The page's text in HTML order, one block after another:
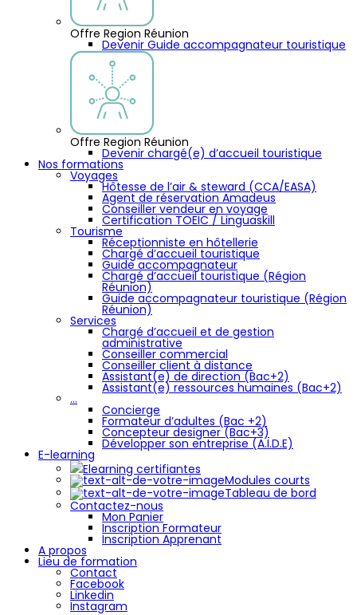
Offre Region Réunion
Devenir Guide accompagnateur touristique
Offre Region Réunion
Devenir chargé(e) d’accueil touristique
Nos formations
Voyages
Hôtesse de l’air & steward (CCA/EASA)
Agent de réservation Amadeus
Conseiller vendeur en voyage
Certification TOEIC / Linguaskill
Tourisme
Réceptionniste en hôtellerie
Chargé d’accueil touristique
Guide accompagnateur
Chargé d’accueil touristique (Région
Réunion)
Guide accompagnateur touristique (Région
Réunion)
Services
Chargé d’accueil et de gestion
administrative
Conseiller commercial
Conseiller client à distance
Assistant(e) de direction (Bac+2)
Assistant(e) ressources humaines (Bac+2)
…
Concierge
Formateur d’adultes (Bac +2)
Concepteur designer (Bac+3)
Développer son entreprise (A.I.D.E)
E-learning
Elearning certifiantes
Modules courts
Tableau de bord
Contactez-nous
Mon Panier
Inscription Formateur
Inscription Apprenant
A propos
Lieu de formation
Contact
Facebook
Linkedin
Instagram